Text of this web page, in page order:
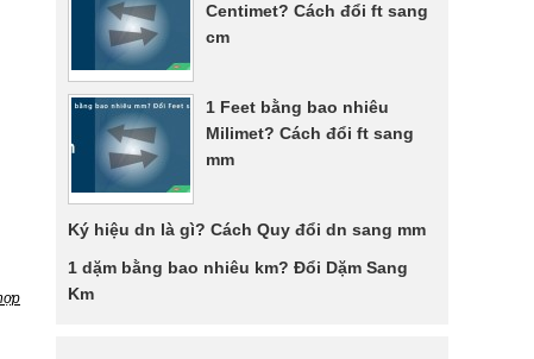
Centimet? Cách đổi ft sang
cm
1 Feet bằng bao nhiêu
Milimet? Cách đổi ft sang
mm
Ký hiệu dn là gì? Cách Quy đổi dn sang mm
1 dặm bằng bao nhiêu km? Đổi Dặm Sang
Km